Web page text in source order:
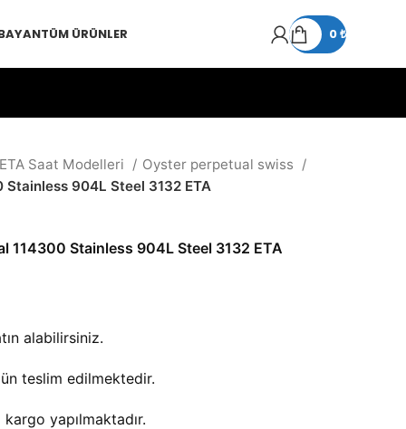
TÜM ÜRÜNLER 0₺
Saat Modelleri
Oyster perpetual swiss
904L Steel 3132 ETA
114300 Stainless 904L Steel 3132 ETA
alabilirsiniz.
teslim edilmektedir.
yapılmaktadır.